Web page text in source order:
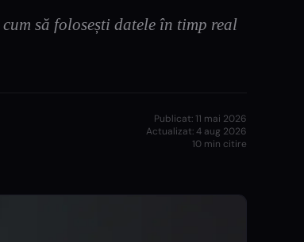
să folosești datele în timp real
Publicat:11 mai 2026
Actualizat:4 aug 2026
10 min citire